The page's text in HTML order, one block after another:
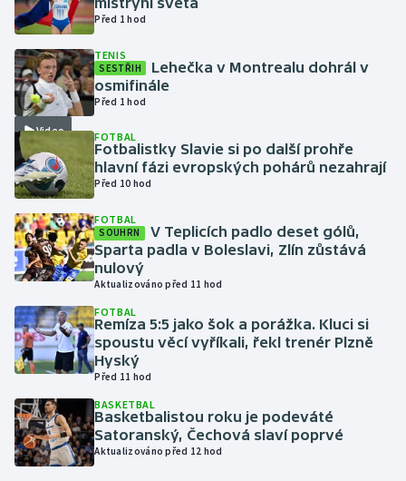
Házená
Jezdectví
Judo
Krasobruslení
Lyže a snowboard
Motorsport
Olympijské hry
Parasport
Plavání
Před 1 hod
Video
TENIS
SESTŘIH
Lehečka v Montrealu dohrál v
osmifinále
Před 1 hod
FOTBAL
Fotbalistky Slavie si po další prohře
hlavní fázi evropských pohárů nezahrají
Před 10 hod
FOTBAL
SOUHRN
V Teplicích padlo deset gólů,
Sparta padla v Boleslavi, Zlín zůstává
nulový
Aktualizováno před 11 hod
FOTBAL
Remíza 5:5 jako šok a porážka. Kluci si
spoustu věcí vyříkali, řekl trenér Plzně
Hyský
Před 11 hod
BASKETBAL
Basketbalistou roku je podeváté
Satoranský, Čechová slaví poprvé
Aktualizováno před 12 hod